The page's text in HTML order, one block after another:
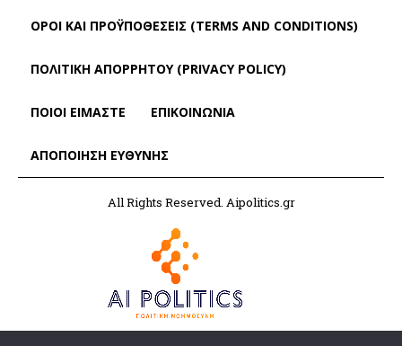
ΌΡΟΙ ΚΑΙ ΠΡΟΫΠΟΘΈΣΕΙΣ (TERMS AND CONDITIONS)
ΠΟΛΙΤΙΚΗ ΑΠΟΡΡΗΤΟΥ (PRIVACY POLICY)
ΠΟΙΟΙ ΕΙΜΑΣΤΕ ΕΠΙΚΟΙΝΩΝΙΑ
ΑΠΟΠΟΊΗΣΗ ΕΥΘΎΝΗΣ
All Rights Reserved. Aipolitics.gr